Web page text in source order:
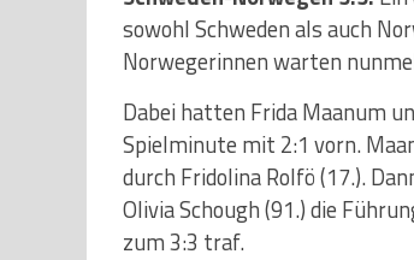
sowohl Schweden als auch
Norwegerinnen warten
Dabei hatten Frida Maanum
Spielminute mit 2:1 vorn.
durch Fridolina Rolfö (17.).
Olivia Schough (91.) die
zum 3:3 traf.